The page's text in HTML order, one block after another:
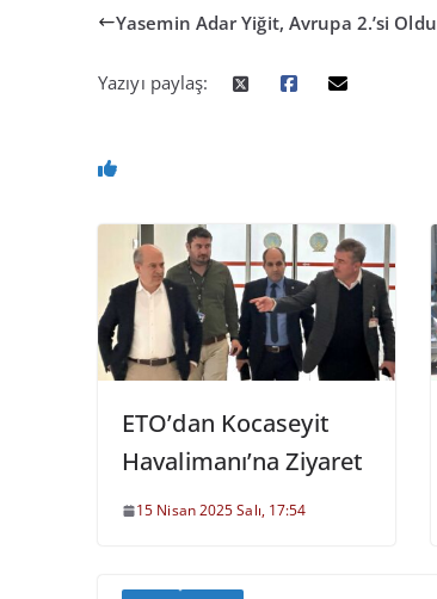
Yasemin Adar Yiğit, Avrupa 2.’si Oldu
Yazıyı paylaş:
ETO’dan Kocaseyit
Havalimanı’na Ziyaret
15 Nisan 2025 Salı, 17:54